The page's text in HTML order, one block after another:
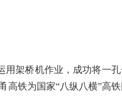
架桥机作业，成功将一孔
高铁为国家“八纵八横”高